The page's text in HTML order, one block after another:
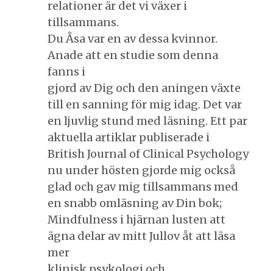
relationer är det vi växer i
tillsammans.
Du Åsa var en av dessa kvinnor.
Anade att en studie som denna
fanns i
gjord av Dig och den aningen växte
till en sanning för mig idag. Det var
en ljuvlig stund med läsning. Ett par
aktuella artiklar publiserade i
British Journal of Clinical Psychology
nu under hösten gjorde mig också
glad och gav mig tillsammans med
en snabb omläsning av Din bok;
Mindfulness i hjärnan lusten att
ägna delar av mitt Jullov åt att läsa
mer